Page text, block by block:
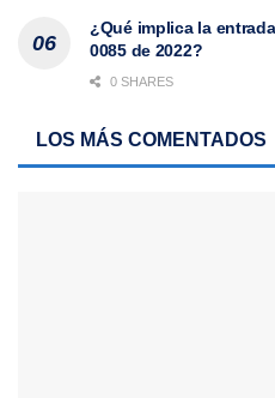
¿Qué implica la
0085 de 2022?
0 SHARES
LOS MÁS COMENTADOS